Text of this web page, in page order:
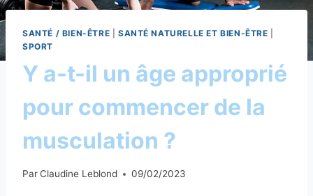
SANTÉ / BIEN-ÊTRE SANTÉ NATURELLE ET BIEN-ÊTRE
SPORT
Y a-t-il un âge approprié
pour commencer de la
musculation ?
ParClaudine Leblond 09/02/2023